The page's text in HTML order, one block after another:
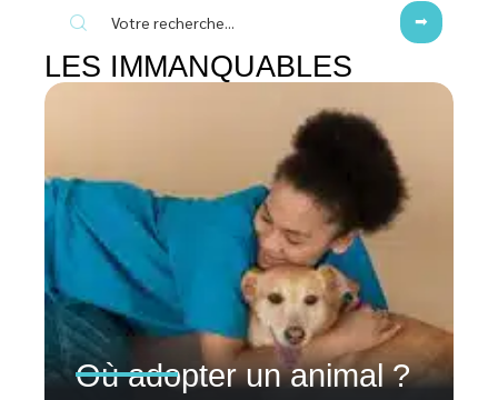
LES IMMANQUABLES
Où adopter un animal ?